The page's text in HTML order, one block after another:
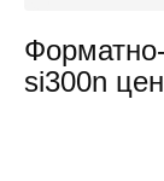
si300n